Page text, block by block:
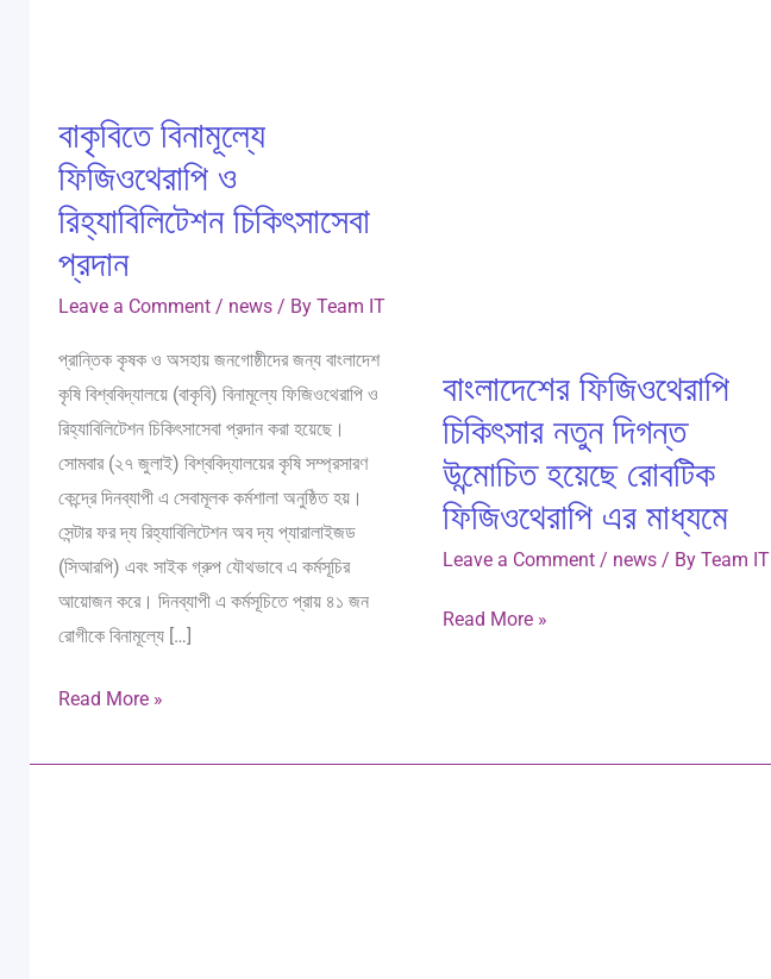
বাকৃবিতে বিনামূল্যে
ফিজিওথেরাপি ও
রিহ্যাবিলিটেশন চিকিৎসাসেবা
প্রদান
Leave a Comment / news / By Team IT
প্রান্তিক কৃষক ও অসহায় জনগোষ্ঠীদের জন্য বাংলাদেশ
কৃষি বিশ্ববিদ্যালয়ে (বাকৃবি) বিনামূল্যে ফিজিওথেরাপি ও
রিহ্যাবিলিটেশন চিকিৎসাসেবা প্রদান করা হয়েছে।
সোমবার (২৭ জুলাই) বিশ্ববিদ্যালয়ের কৃষি সম্প্রসারণ
কেন্দ্রে দিনব্যাপী এ সেবামূলক কর্মশালা অনুষ্ঠিত হয়।
সেন্টার ফর দ্য রিহ্যাবিলিটেশন অব দ্য প্যারালাইজড
(সিআরপি) এবং সাইক গ্রুপ যৌথভাবে এ কর্মসূচির
আয়োজন করে। দিনব্যাপী এ কর্মসূচিতে প্রায় ৪১ জন
রোগীকে বিনামূল্যে […]
প্রদান
Read More »
বাংলাদেশের ফিজিওথেরাপি
চিকিৎসার নতুন দিগন্ত
উন্মোচিত হয়েছে রোবটিক
ফিজিওথেরাপি এর মাধ্যমে
Leave a Comment / news / ByTeam IT
Read More »